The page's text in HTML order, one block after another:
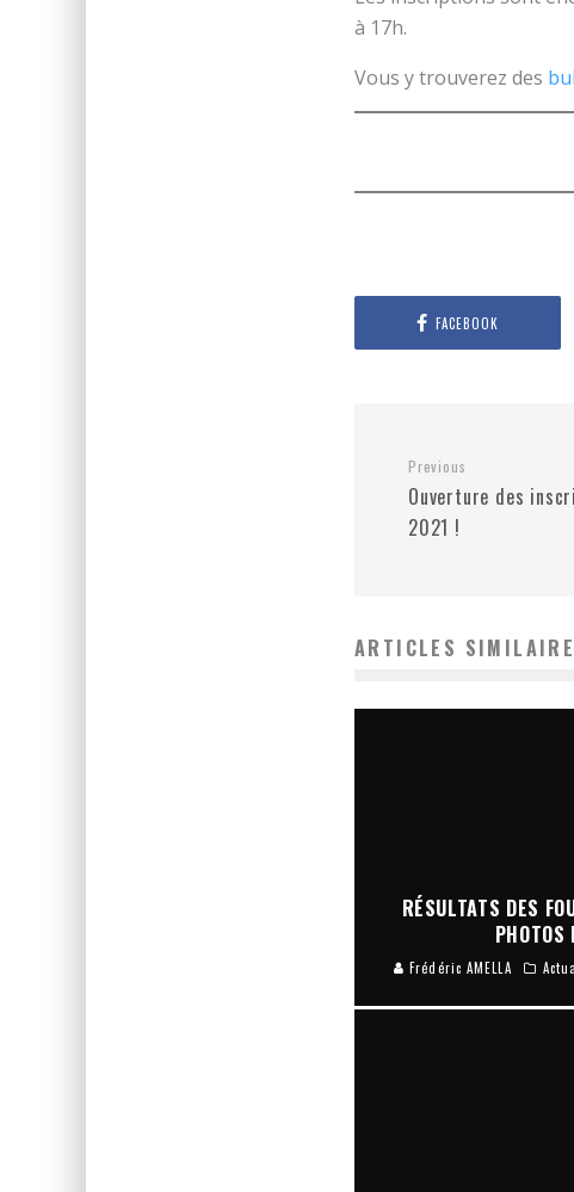
à 17h.
Vous y trouverez des
FACEBOOK
Previous
Ouverture des
2021 !
ARTICLES
RÉSULTATS DES
PHOTOS
Frédéric AMELLA